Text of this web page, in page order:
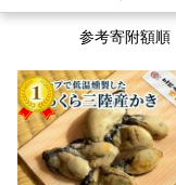
参考寄附額順